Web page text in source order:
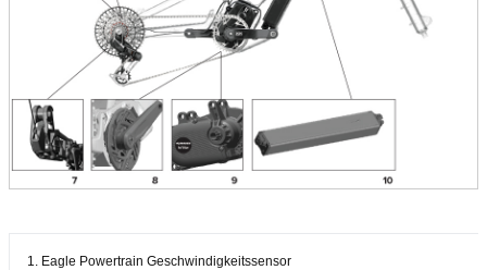
1. Eagle Powertrain Geschwindigkeitssensor